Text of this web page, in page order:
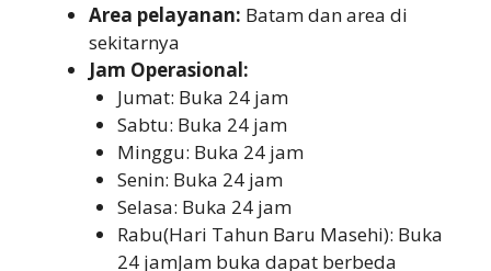
Area pelayanan: Batam dan area di
sekitarnya
Jam Operasional:
Jumat: Buka 24 jam
Sabtu: Buka 24 jam
Minggu: Buka 24 jam
Senin: Buka 24 jam
Selasa: Buka 24 jam
Rabu(Hari Tahun Baru Masehi): Buka
24 jamJam buka dapat berbeda